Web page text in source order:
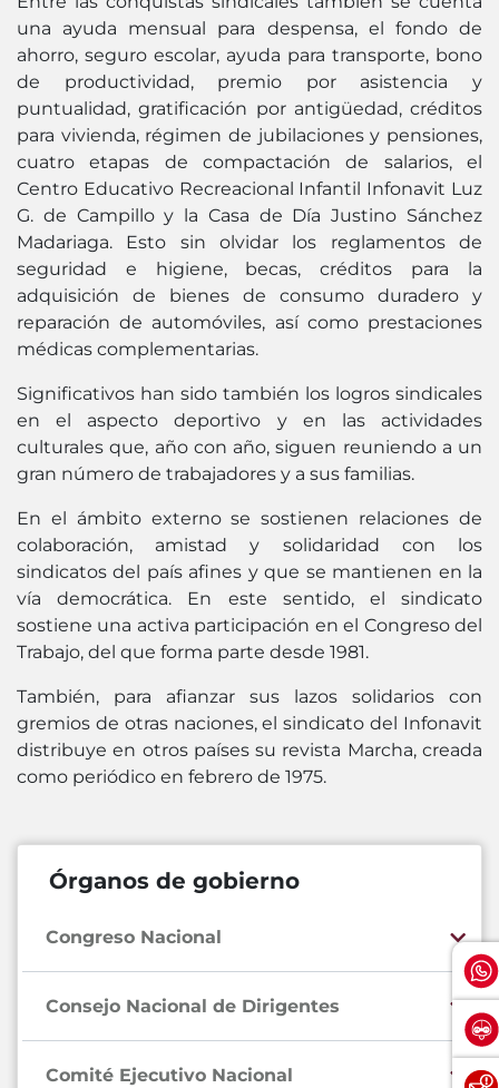
una ayuda mensual para despensa, el fondo de
ahorro, seguro escolar, ayuda para transporte, bono
de productividad, premio por asistencia y
puntualidad, gratificación por antigüedad, créditos
para vivienda, régimen de jubilaciones y pensiones,
cuatro etapas de compactación de salarios, el
Centro Educativo Recreacional Infantil Infonavit Luz
G. de Campillo y la Casa de Día Justino Sánchez
Madariaga. Esto sin olvidar los reglamentos de
seguridad e higiene, becas, créditos para la
adquisición de bienes de consumo duradero y
reparación de automóviles, así como prestaciones
médicas complementarias.
Significativos han sido también los logros sindicales
en el aspecto deportivo y en las actividades
culturales que, año con año, siguen reuniendo a un
gran número de trabajadores y a sus familias.
En el ámbito externo se sostienen relaciones de
colaboración, amistad y solidaridad con los
sindicatos del país afines y que se mantienen en la
vía democrática. En este sentido, el sindicato
sostiene una activa participación en el Congreso del
Trabajo, del que forma parte desde 1981.
También, para afianzar sus lazos solidarios con
gremios de otras naciones, el sindicato del Infonavit
distribuye en otros países su revista Marcha, creada
como periódico en febrero de 1975.
Órganos de gobierno
Congreso Nacional
Consejo Nacional de Dirigentes
Comité Ejecutivo Nacional